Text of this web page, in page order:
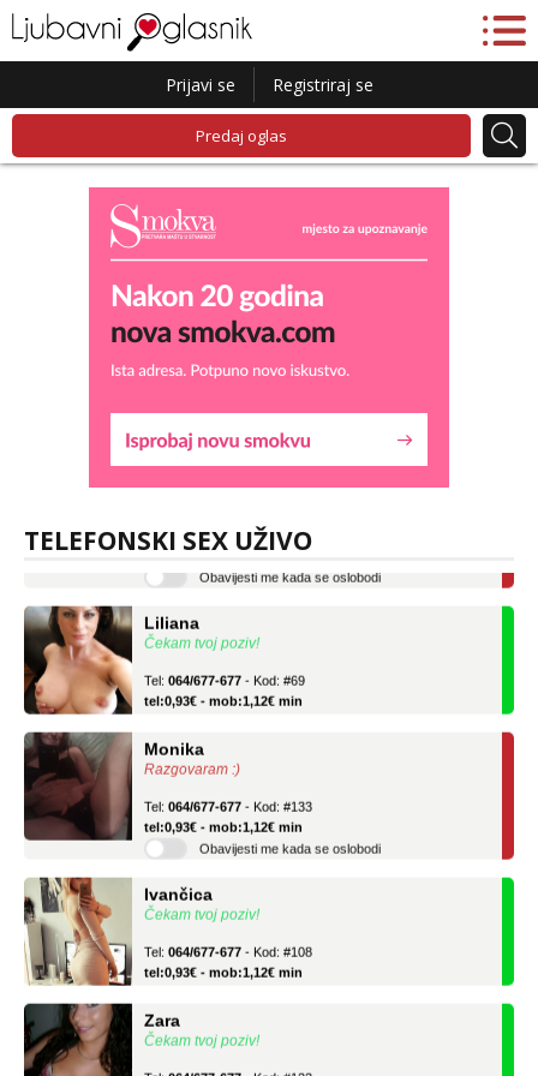
Prijavi se Registriraj se
Predaj oglas
TELEFONSKI SEX UŽIVO
tel:0,93€ - mob:1,12€ min
Čekam tvoj poziv!
tel:0,93€ - mob:1,12€ min
Razgovaram :)
tel:0,93€ - mob:1,12€ min
Obavijesti me kada se oslobodi
Čekam tvoj poziv!
tel:0,93€ - mob:1,12€ min
Čekam tvoj poziv!